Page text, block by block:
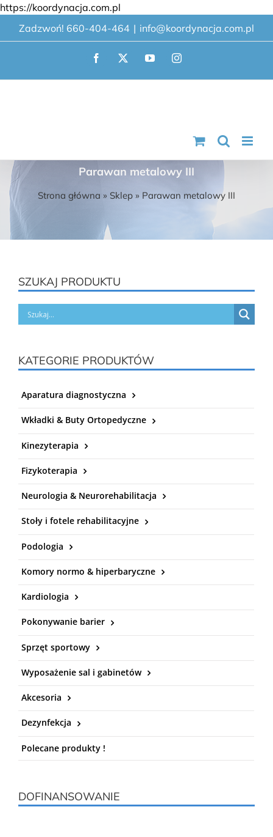
https://koordynacja.com.pl
do
zawartości
Zadzwoń! 660-404-464 | info@koordynacja.com.pl
Facebook
X YouTubeInstagram
Parawan metalowy III
Strona główna » Sklep » Parawan metalowy III
SZUKAJ PRODUKTU
KATEGORIE PRODUKTÓW
Aparatura diagnostyczna
Wkładki & Buty Ortopedyczne
Kinezyterapia
Fizykoterapia
Neurologia & Neurorehabilitacja
Stoły i fotele rehabilitacyjne
Podologia
Komory normo & hiperbaryczne
Kardiologia
Pokonywanie barier
Sprzęt sportowy
Wyposażenie sal i gabinetów
Akcesoria
Dezynfekcja
Polecane produkty !
DOFINANSOWANIE